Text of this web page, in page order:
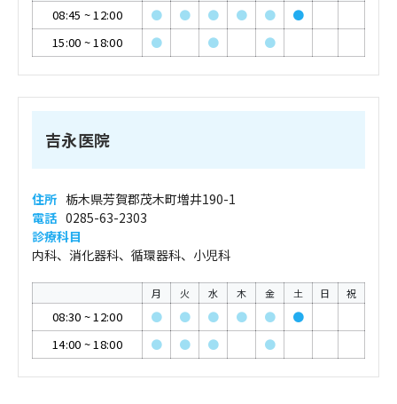
08:45 ~12:00 ● ● ● ● ●
●
15:00 ~18:00 ● ● ●
吉永医院
住所 栃木県芳賀郡茂木町増井190-1
電話 0285-63-2303
診療科目
内科、消化器科、循環器科、小児科
月 火 水 木 金 土 日 祝
08:30 ~12:00 ● ● ● ● ●
●
14:00 ~18:00 ● ● ● ●